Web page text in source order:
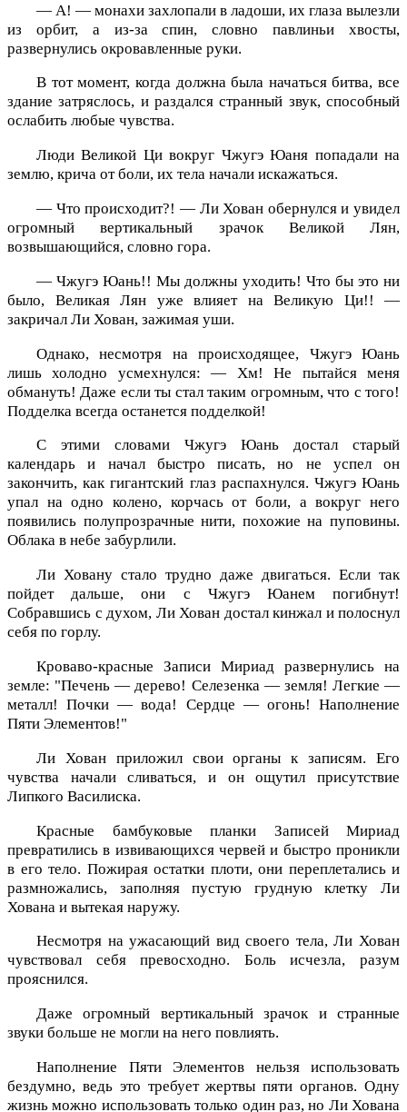
— А! — монахи захлопали в ладоши, их глаза вылезли
из орбит, а из-за спин, словно павлиньи хвосты,
развернулись окровавленные руки.
В тот момент, когда должна была начаться битва, все
здание затряслось, и раздался странный звук, способный
ослабить любые чувства.
Люди Великой Ци вокруг Чжугэ Юаня попадали на
землю, крича от боли, их тела начали искажаться.
— Что происходит?! — Ли Хован обернулся и увидел
огромный вертикальный зрачок Великой Лян,
возвышающийся, словно гора.
— Чжугэ Юань!! Мы должны уходить! Что бы это ни
было, Великая Лян уже влияет на Великую Ци!! —
закричал Ли Хован, зажимая уши.
Однако, несмотря на происходящее, Чжугэ Юань
лишь холодно усмехнулся: — Хм! Не пытайся меня
обмануть! Даже если ты стал таким огромным, что с того!
Подделка всегда останется подделкой!
С этими словами Чжугэ Юань достал старый
календарь и начал быстро писать, но не успел он
закончить, как гигантский глаз распахнулся. Чжугэ Юань
упал на одно колено, корчась от боли, а вокруг него
появились полупрозрачные нити, похожие на пуповины.
Облака в небе забурлили.
Ли Ховану стало трудно даже двигаться. Если так
пойдет дальше, они с Чжугэ Юанем погибнут!
Собравшись с духом, Ли Хован достал кинжал и полоснул
себя по горлу.
Кроваво-красные Записи Мириад развернулись на
земле: "Печень — дерево! Селезенка — земля! Легкие —
металл! Почки — вода! Сердце — огонь! Наполнение
Пяти Элементов!"
Ли Хован приложил свои органы к записям. Его
чувства начали сливаться, и он ощутил присутствие
Липкого Василиска.
Красные бамбуковые планки Записей Мириад
превратились в извивающихся червей и быстро проникли
в его тело. Пожирая остатки плоти, они переплетались и
размножались, заполняя пустую грудную клетку Ли
Хована и вытекая наружу.
Несмотря на ужасающий вид своего тела, Ли Хован
чувствовал себя превосходно. Боль исчезла, разум
прояснился.
Даже огромный вертикальный зрачок и странные
звуки больше не могли на него повлиять.
Наполнение Пяти Элементов нельзя использовать
бездумно, ведь это требует жертвы пяти органов. Одну
жизнь можно использовать только один раз, но Ли Хована